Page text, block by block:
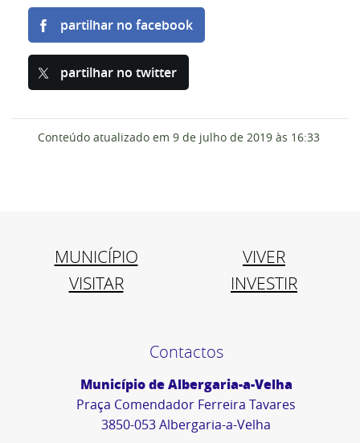
partilhar no facebook
partilhar no twitter
Conteúdo atualizado em 9 de julho de 2019 às 16:33
MUNICÍPIO
VIVER
VISITAR
INVESTIR
Contactos
Município de Albergaria-a-Velha
Praça Comendador Ferreira Tavares
3850-053 Albergaria-a-Velha